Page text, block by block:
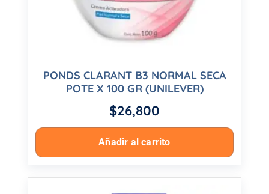
PONDS CLARANT B3 NORMAL SECA
POTE X 100 GR (UNILEVER)
$26,800
Añadir al carrito